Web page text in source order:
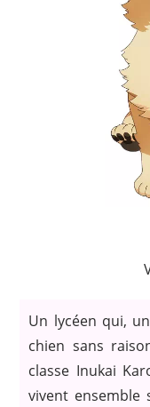
Un lycéen qui,
chien sans
classe Inukai
vivent ensemble